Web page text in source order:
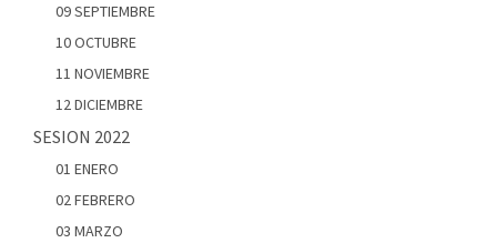
09 SEPTIEMBRE
10 OCTUBRE
11 NOVIEMBRE
12 DICIEMBRE
SESION 2022
01 ENERO
02 FEBRERO
03 MARZO